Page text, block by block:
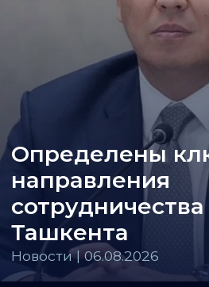
Определены
направления
Ташкента
Новости | 06.08.2026